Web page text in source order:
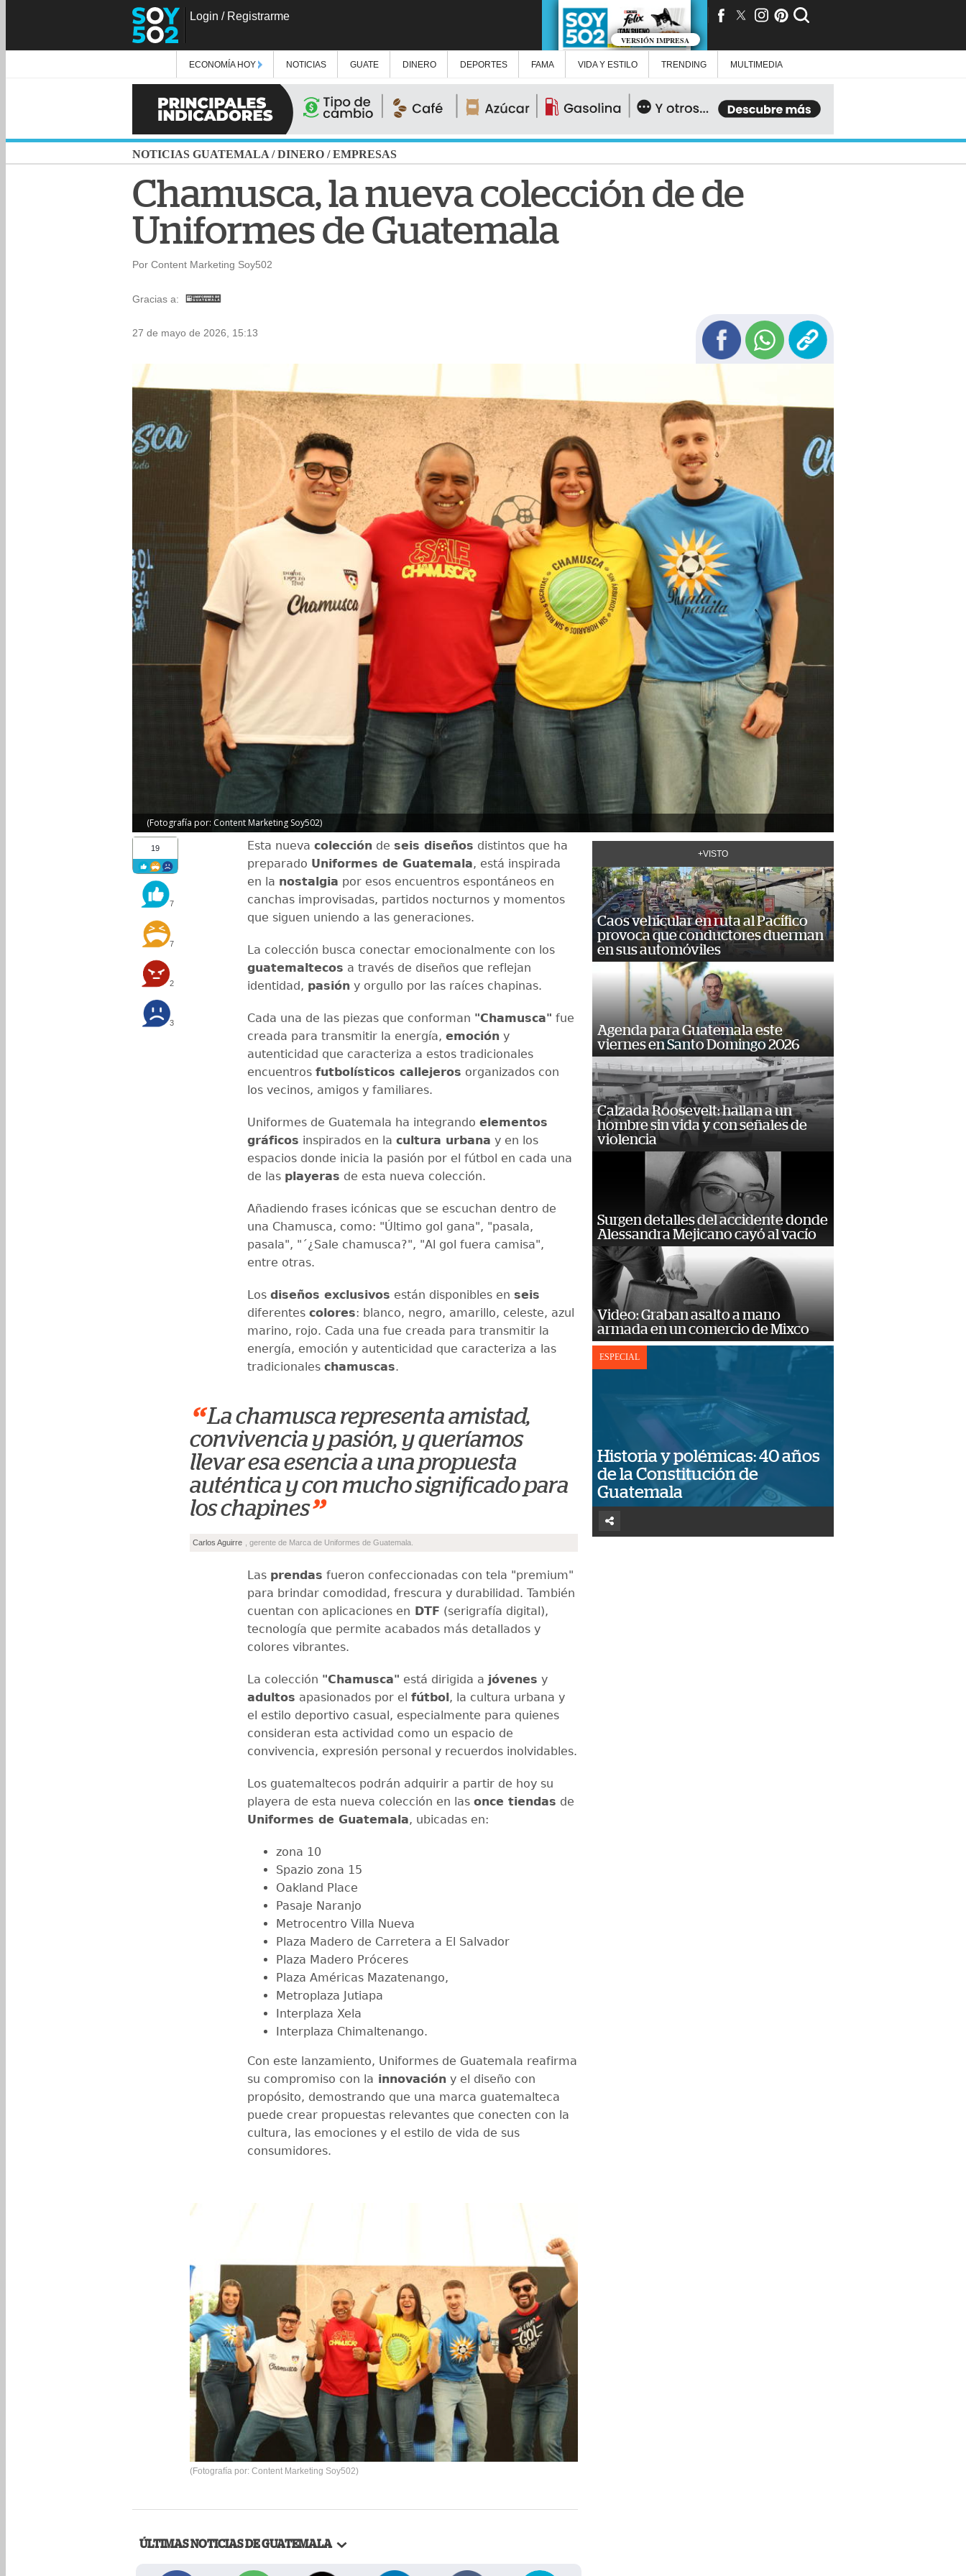
Login / Registrarme
VERSIÓN IMPRESA
ECONOMÍA HOY NOTICIAS GUATE DINERO DEPORTES FAMA VIDA Y ESTILO TRENDING MULTIMEDIA
NOTICIAS GUATEMALA /DINERO /EMPRESAS
Chamusca, la nueva colección de de
Uniformes de Guatemala
Por Content Marketing Soy502
Gracias a:
27 de mayo de 2026, 15:13
(Fotografía por: Content Marketing Soy502)
19
7
7
2
3
Esta nueva colección de seis diseños distintos que ha
preparado Uniformes de Guatemala, está inspirada
en la nostalgia por esos encuentros espontáneos en
canchas improvisadas, partidos nocturnos y momentos
que siguen uniendo a las generaciones.
La colección busca conectar emocionalmente con los
guatemaltecos a través de diseños que reflejan
identidad, pasión y orgullo por las raíces chapinas.
Cada una de las piezas que conforman "Chamusca" fue
creada para transmitir la energía, emoción y
autenticidad que caracteriza a estos tradicionales
encuentros futbolísticos callejeros organizados con
los vecinos, amigos y familiares.
Uniformes de Guatemala ha integrando elementos
gráficos inspirados en la cultura urbana y en los
espacios donde inicia la pasión por el fútbol en cada una
de las playeras de esta nueva colección.
Añadiendo frases icónicas que se escuchan dentro de
una Chamusca, como: "Último gol gana", "pasala,
pasala", "´¿Sale chamusca?", "Al gol fuera camisa",
entre otras.
Los diseños exclusivos están disponibles en seis
diferentes colores: blanco, negro, amarillo, celeste, azul
marino, rojo. Cada una fue creada para transmitir la
energía, emoción y autenticidad que caracteriza a las
tradicionales chamuscas.
“ La chamusca representa amistad,
convivencia y pasión, y queríamos
llevar esa esencia a una propuesta
auténtica y con mucho significado para
los chapines”
Carlos Aguirre , gerente de Marca de Uniformes de Guatemala.
Las prendas fueron confeccionadas con tela "premium"
para brindar comodidad, frescura y durabilidad. También
cuentan con aplicaciones en DTF (serigrafía digital),
tecnología que permite acabados más detallados y
colores vibrantes.
La colección "Chamusca" está dirigida a jóvenes y
adultos apasionados por el fútbol, la cultura urbana y
el estilo deportivo casual, especialmente para quienes
consideran esta actividad como un espacio de
convivencia, expresión personal y recuerdos inolvidables.
Los guatemaltecos podrán adquirir a partir de hoy su
playera de esta nueva colección en las once tiendas de
Uniformes de Guatemala, ubicadas en:
zona 10
Spazio zona 15
Oakland Place
Pasaje Naranjo
Metrocentro Villa Nueva
Plaza Madero de Carretera a El Salvador
Plaza Madero Próceres
Plaza Américas Mazatenango,
Metroplaza Jutiapa
Interplaza Xela
Interplaza Chimaltenango.
Con este lanzamiento, Uniformes de Guatemala reafirma
su compromiso con la innovación y el diseño con
propósito, demostrando que una marca guatemalteca
puede crear propuestas relevantes que conecten con la
cultura, las emociones y el estilo de vida de sus
consumidores.
(Fotografía por: Content Marketing Soy502)
ÚLTIMAS NOTICIAS DE GUATEMALA
+VISTO
Caos vehicular en ruta al Pacífico
provoca que conductores duerman
en sus automóviles
Agenda para Guatemala este
viernes en Santo Domingo 2026
Calzada Roosevelt: hallan a un
hombre sin vida y con señales de
violencia
Surgen detalles del accidente donde
Alessandra Mejicano cayó al vacío
Video: Graban asalto a mano
armada en un comercio de Mixco
ESPECIAL
Historia y polémicas: 40 años
de la Constitución de
Guatemala